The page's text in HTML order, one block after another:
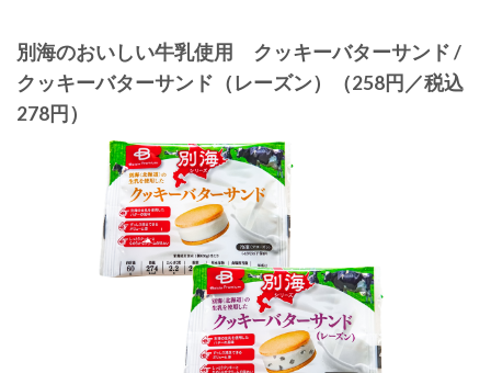
別海のおいしい牛乳使用 クッキーバターサンド /
クッキーバターサンド（レーズン）（258円／税込
278円）